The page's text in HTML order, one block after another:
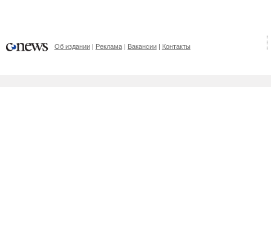
Об издании Реклама Вакансии Контакты